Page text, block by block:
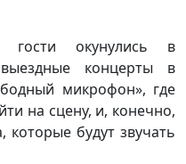
гости окунулись в
концерты в
микрофон», где
на сцену, и, конечно,
которые будут звучать